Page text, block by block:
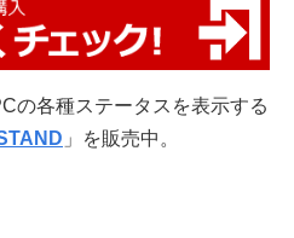
の各種ステータスを表示する
」を販売中。